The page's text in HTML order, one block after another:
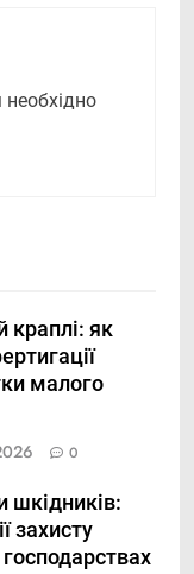
краплі: як
малого
0
шкідників:
захисту